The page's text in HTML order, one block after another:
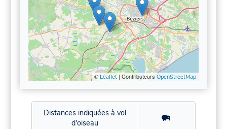
©Leaflet| Contributeurs OpenStreetMap
Distances indiquées à vol
d'oiseau